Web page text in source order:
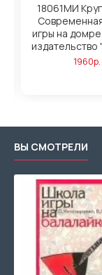
18061МИ
игры на домре.
издательство
1960р.
ВЫ СМОТРЕЛИ